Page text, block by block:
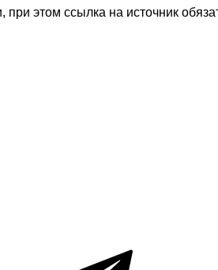
этом ссылка на источник